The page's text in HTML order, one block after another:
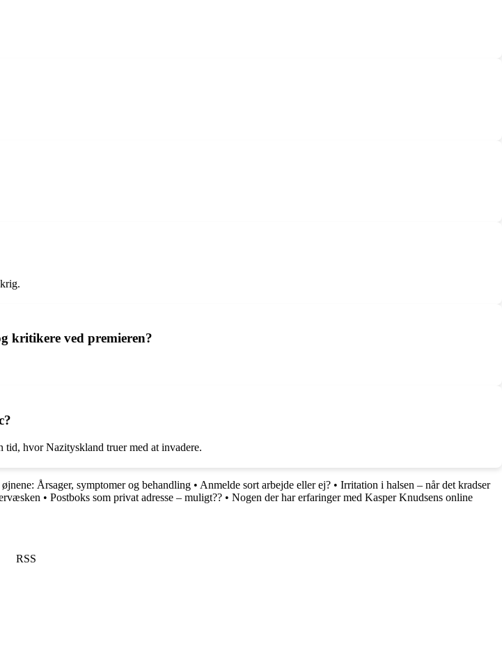
kritikere ved premieren?
tid, hvor Nazityskland truer med at invadere.
Årsager, symptomer og behandling • Anmelde sort arbejde eller ej? • Irritation i halsen – når det kradser
• Postboks som privat adresse – muligt?? • Nogen der har erfaringer med Kasper Knudsens online
RSS